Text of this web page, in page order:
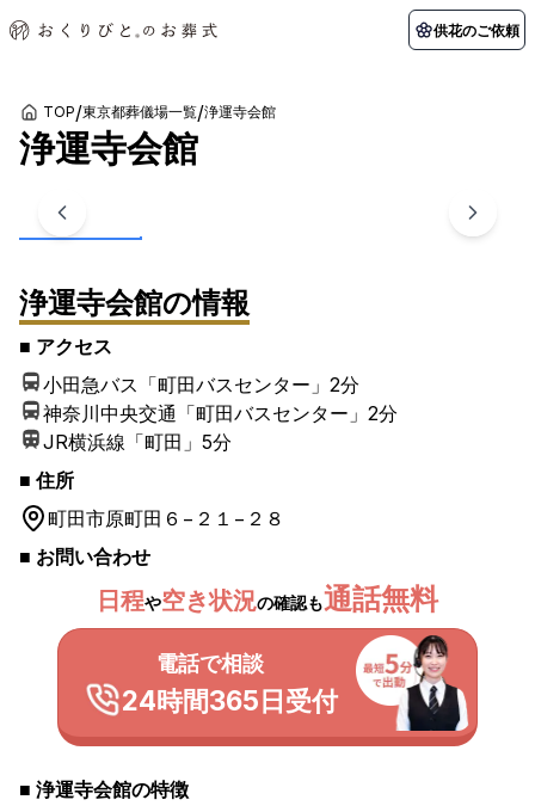
供花のご依頼
初めての方へ
葬儀の流れ
アフターサポート
会社を知る
スタッフ一覧 採用情報
会社概要
関東エリア
東京都
千葉県
北海道エリア
札幌市 函館市
お客様の声
よくある質問
葬儀の知識
TOP/東京都葬儀場一覧/浄運寺会館
浄運寺会館
浄運寺会館の情報
■ アクセス
小田急バス「町田バスセンター」 2分
神奈川中央交通「町田バスセンター」 2分
JR横浜線「町田」 5分
■ 住所
町田市原町田６−２１−２８
■ お問い合わせ
日程や空き状況の確認も通話無料
電話で相談
24時間365日受付
■ 浄運寺会館の特徴